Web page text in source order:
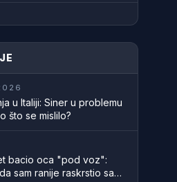
u Italiji: Siner u problemu
što se mislilo?
bacio oca "pod voz":
sam ranije raskrstio sa